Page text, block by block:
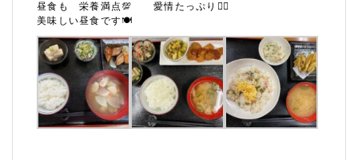
昼食も 栄養満点💯 愛情たっぷり❤️‍🔥
美味しい昼食です🍽